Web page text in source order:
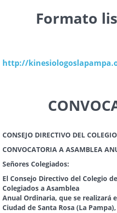
Formato
http://
CONSEJO DIRECTIVO DEL
CONVOCATORIA A ASAMBLEA
Señores Colegiados:
El Consejo Directivo del Colegio
Colegiados a Asamblea
Anual Ordinaria, que se realizará
Ciudad de Santa Rosa (La